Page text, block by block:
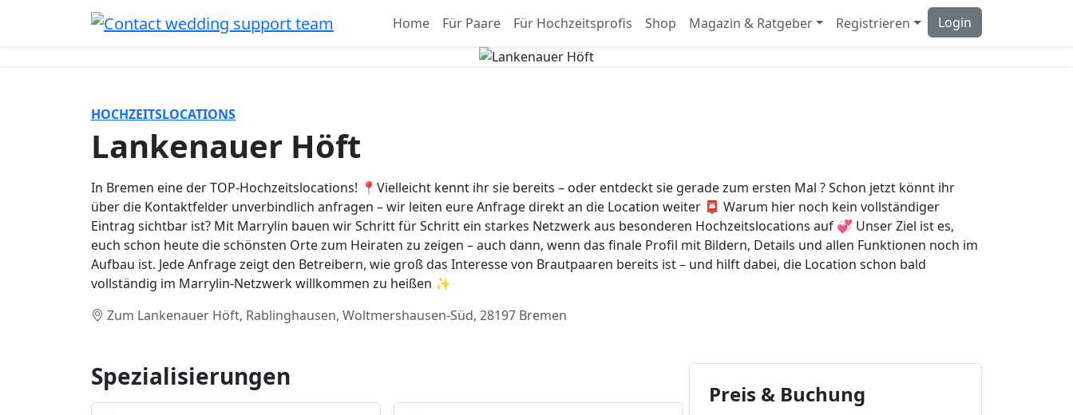
Home Für Paare Für Hochzeitsprofis Shop Magazin & Ratgeber Registrieren Login
HOCHZEITSLOCATIONS
Lankenauer Höft
In Bremen eine der TOP-Hochzeitslocations! 📍Vielleicht kennt ihr sie bereits – oder entdeckt sie gerade zum ersten Mal ? Schon jetzt könnt ihr
über die Kontaktfelder unverbindlich anfragen – wir leiten eure Anfrage direkt an die Location weiter 📮 Warum hier noch kein vollständiger
Eintrag sichtbar ist? Mit Marrylin bauen wir Schritt für Schritt ein starkes Netzwerk aus besonderen Hochzeitslocations auf 💞 Unser Ziel ist es,
euch schon heute die schönsten Orte zum Heiraten zu zeigen – auch dann, wenn das finale Profil mit Bildern, Details und allen Funktionen noch im
Aufbau ist. Jede Anfrage zeigt den Betreibern, wie groß das Interesse von Brautpaaren bereits ist – und hilft dabei, die Location schon bald
vollständig im Marrylin-Netzwerk willkommen zu heißen ✨
Zum Lankenauer Höft, Rablinghausen, Woltmershausen-Süd, 28197 Bremen
Spezialisierungen
Preis & Buchung